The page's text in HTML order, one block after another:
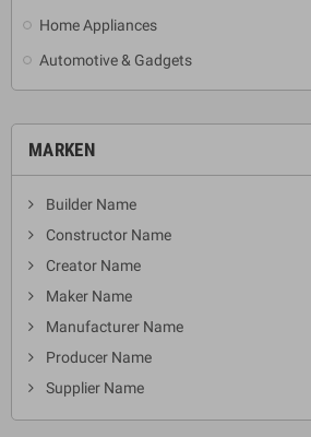
Home Appliances
Automotive & Gadgets
MARKEN
Builder Name
Constructor Name
Creator Name
Maker Name
Manufacturer Name
Producer Name
Supplier Name